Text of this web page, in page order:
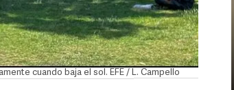
cuando baja el sol. EFE / L. Campello